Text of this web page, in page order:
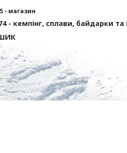
- магазин
- кемпінг, сплави, байдарки та